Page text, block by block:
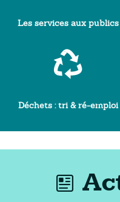
Les services aux publics
Déchets : tri & ré-emploi